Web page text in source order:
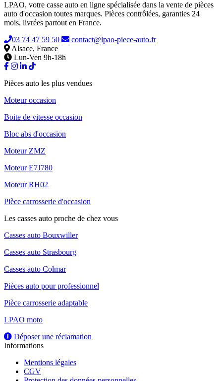
LPAO, votre casse auto en ligne spécialisée dans la vente de pièces
auto d'occasion toutes marques. Pièces contrôlées, garanties 24
mois, livrées partout en France.
03 74 47 59 50
contact@lpao-piece-auto.fr
Alsace, France
Lun-Ven 9h-18h
Pièces auto les plus vendues
Moteur occasion
Boite de vitesse occasion
Bloc abs d'occasion
Moteur ZMZ
Moteur E7J780
Moteur RH02
Pièce carrosserie d'occasion
Les casses auto proche de chez vous
Casses auto Bouxwiller
Casses auto Strasbourg
Casses auto Colmar
Pièces auto pour professionnel
Pièce carrosserie adaptable
LPAO moto
Déposer une réclamation
Informations
Mentions légales
CGV